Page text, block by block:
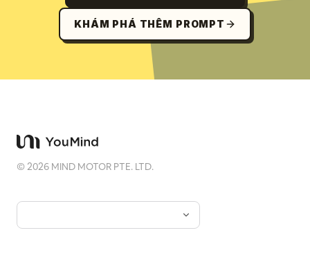
KHÁM PHÁ THÊM PROMPT
©2026 MIND MOTOR PTE. LTD.